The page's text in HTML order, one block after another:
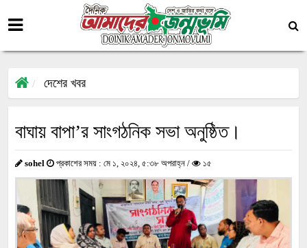
দেশের খবর
বাঘায় বাপা’র সাংগঠনিক সভা অনুষ্ঠিত।
sohel প্রকাশের সময় : মে ১, ২০২৪, ৫:৩৮ অপরাহ্ন / ১৫